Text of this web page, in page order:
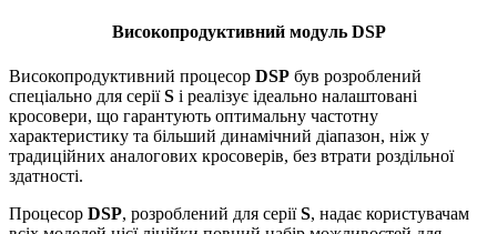
Високопродуктивний модуль DSP
Високопродуктивний процесор DSP був розроблений
спеціально для серіїS і реалізує ідеально налаштовані
кросовери, що гарантують оптимальну частотну
характеристику та більший динамічний діапазон, ніж у
традиційних аналогових кросоверів, без втрати роздільної
здатності.
Процесор DSP, розроблений для серіїS, надає користувачам